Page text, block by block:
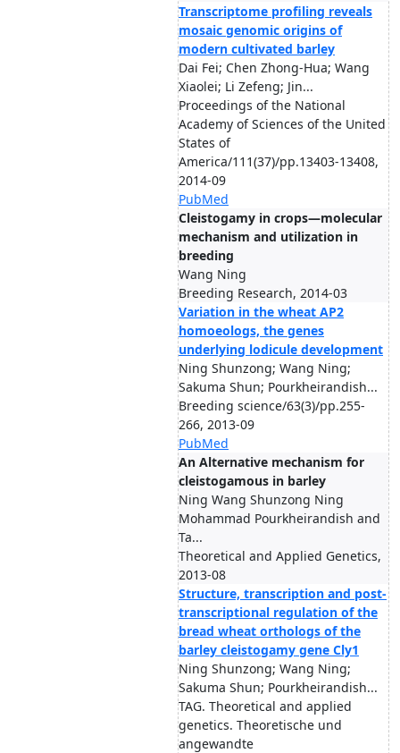
Transcriptome profiling reveals
mosaic genomic origins of
modern cultivated barley
Dai Fei; Chen Zhong-Hua; Wang
Xiaolei; Li Zefeng; Jin...
Proceedings of the National
Academy of Sciences of the United
States of
America/111(37)/pp.13403-13408,
2014-09
PubMed
Cleistogamy in crops—molecular
mechanism and utilization in
breeding
Wang Ning
Breeding Research, 2014-03
Variation in the wheat AP2
homoeologs, the genes
underlying lodicule development
Ning Shunzong; Wang Ning;
Sakuma Shun; Pourkheirandish...
Breeding science/63(3)/pp.255-
266, 2013-09
PubMed
An Alternative mechanism for
cleistogamous in barley
Ning Wang Shunzong Ning
Mohammad Pourkheirandish and
Ta...
Theoretical and Applied Genetics,
2013-08
Structure, transcription and post-
transcriptional regulation of the
bread wheat orthologs of the
barley cleistogamy gene Cly1
Ning Shunzong; Wang Ning;
Sakuma Shun; Pourkheirandish...
TAG. Theoretical and applied
genetics. Theoretische und
angewandte